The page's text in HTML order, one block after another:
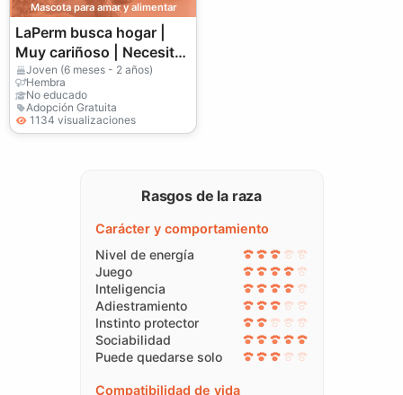
Mascota para amar y alimentar
LaPerm busca hogar |
Muy cariñoso | Necesita
estabilidad
Joven (6 meses - 2 años)
Hembra
No educado
Adopción Gratuita
1134 visualizaciones
Rasgos de la raza
Carácter y comportamiento
Nivel de energía
Juego
Inteligencia
Adiestramiento
Instinto protector
Sociabilidad
Puede quedarse solo
Compatibilidad de vida